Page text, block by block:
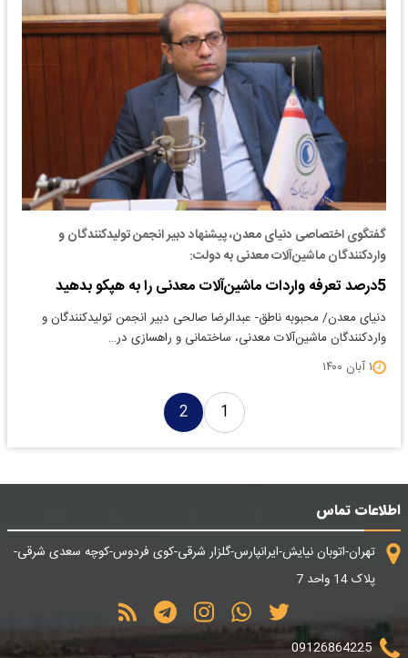
گفتگوی اختصاصی دنیای معدن، پیشنهاد دبیر انجمن تولیدکنندگان و
واردکنندگان ماشین‌آلات معدنی به دولت:
5درصد تعرفه واردات ماشین‌آلات معدنی را به هپکو بدهید
دنیای معدن/ محبوبه ناطق- عبدالرضا صالحی دبیر انجمن تولیدکنندگان و
واردکنندگان ماشین‌آلات معدنی، ساختمانی و راهسازی در…
۱ آبان ۱۴۰۰
1
2
اطلاعات تماس
تهران-اتوبان نیایش-ایرانپارس-گلزار شرقی-کوی فردوس-کوچه سعدی شرقی-
پلاک 14 واحد 7
09126864225